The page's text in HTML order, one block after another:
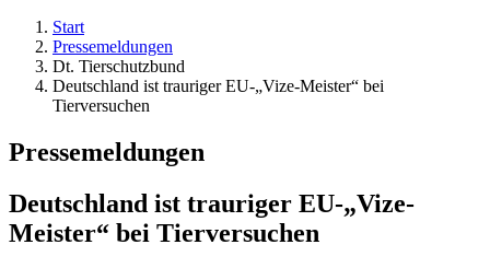
Start
Pressemeldungen
Dt. Tierschutzbund
Deutschland ist trauriger EU-„Vize-Meister“ bei
Tierversuchen
Pressemeldungen
Deutschland ist trauriger EU-„Vize-
Meister“ bei Tierversuchen